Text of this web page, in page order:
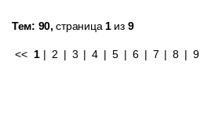
Тем: 90, страница 1из 9
<< 1 | 2 | 3 | 4 | 5 | 6 | 7 | 8 | 9